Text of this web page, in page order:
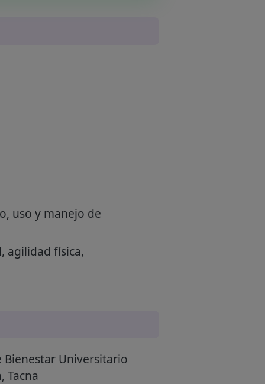
uso y manejo de
agilidad física,
Universitario
Tacna